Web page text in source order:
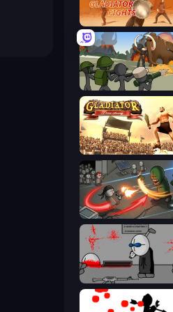
Gladiator Fights
Stickman History Battle
Gladiator: True Story
Madness Online
Madness Deathwish